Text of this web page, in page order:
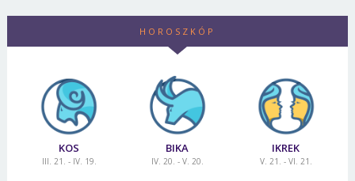
HOROSZKÓP
KOS
III. 21. - IV. 19.
BIKA
IV. 20. - V. 20.
IKREK
V. 21. - VI. 21.